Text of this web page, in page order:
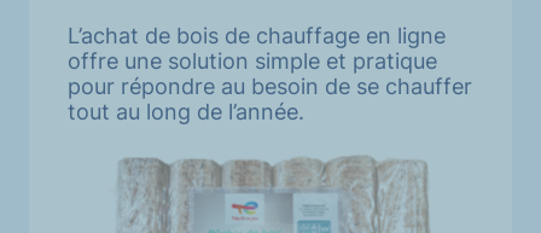
L’achat de bois de chauffage en ligne
offre une solution simple et pratique
pour répondre au besoin de se chauffer
tout au long de l’année.